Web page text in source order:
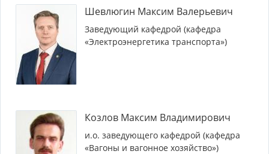
Шевлюгин Максим Валерьевич
Заведующий кафедрой (кафедра
«Электроэнергетика транспорта»)
Козлов Максим Владимирович
и.о. заведующего кафедрой (кафедра
«Вагоны и вагонное хозяйство»)